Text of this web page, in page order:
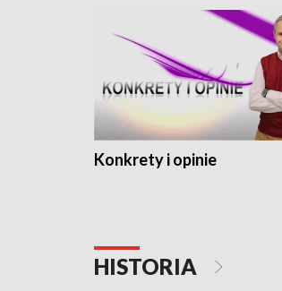
Konkrety i opinie
HISTORIA